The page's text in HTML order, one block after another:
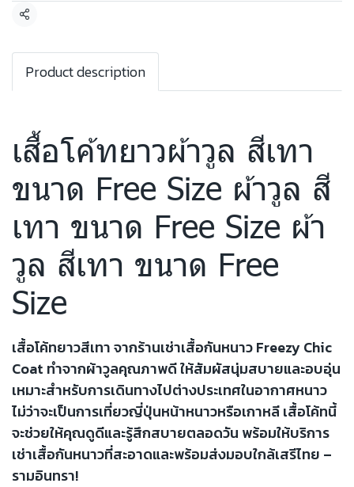
แชร์
Product description
เสื้อโค้ทยาวผ้าวูล สีเทา
ขนาด Free Size ผ้าวูล สี
เทา ขนาด Free Size ผ้า
วูล สีเทา ขนาด Free
Size
เสื้อโค้ทยาวสีเทา จากร้านเช่าเสื้อกันหนาว Freezy Chic
Coat ทำจากผ้าวูลคุณภาพดี ให้สัมผัสนุ่มสบายและอบอุ่น
เหมาะสำหรับการเดินทางไปต่างประเทศในอากาศหนาว
ไม่ว่าจะเป็นการเที่ยวญี่ปุ่นหน้าหนาวหรือเกาหลี เสื้อโค้ทนี้
จะช่วยให้คุณดูดีและรู้สึกสบายตลอดวัน พร้อมให้บริการ
เช่าเสื้อกันหนาวที่สะอาดและพร้อมส่งมอบใกล้เสรีไทย –
รามอินทรา!